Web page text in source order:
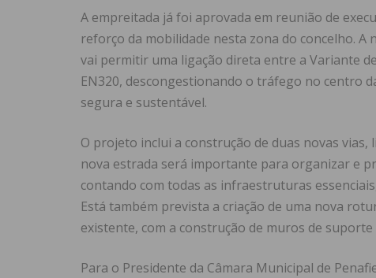
A empreitada já foi aprovada em reunião de
reforço da mobilidade nesta zona do concelho. A
vai permitir uma ligação direta entre a Variante
EN320, descongestionando o tráfego no centro
segura e sustentável.
O projeto inclui a construção de duas novas
nova estrada será importante para organizar e
contando com todas as infraestruturas
Está também prevista a criação de uma nova
existente, com a construção de muros de
Para o Presidente da Câmara Municipal de